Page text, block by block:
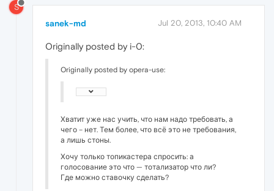
S
sanek-md Jul 20, 2013, 10:40 AM
Originally posted by i-0:
Originally posted by opera-use:
Хватит уже нас учить, что нам надо требовать, а
чего – нет. Тем более, что всё это не требования,
а лишь стоны.
Хочу только топикастера спросить: а
голосование это что — тотализатор что ли?
Где можно ставочку сделать?